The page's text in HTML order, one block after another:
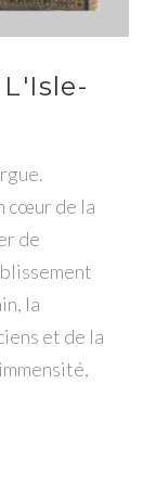
cœur de la
de
la
et de la